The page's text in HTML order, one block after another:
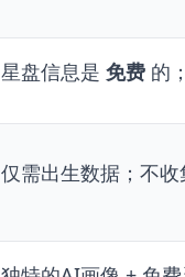
星盘信息是 免费 的
仅需出生数据；不